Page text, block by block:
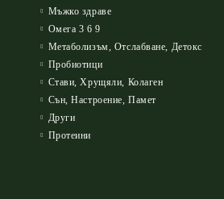
Мъжко здраве
Омега 3 6 9
Метаболизъм, Отслабване, Детокс
Пробиотици
Стави, Хрущяли, Колаген
Сън, Настроение, Памет
Други
Протеини